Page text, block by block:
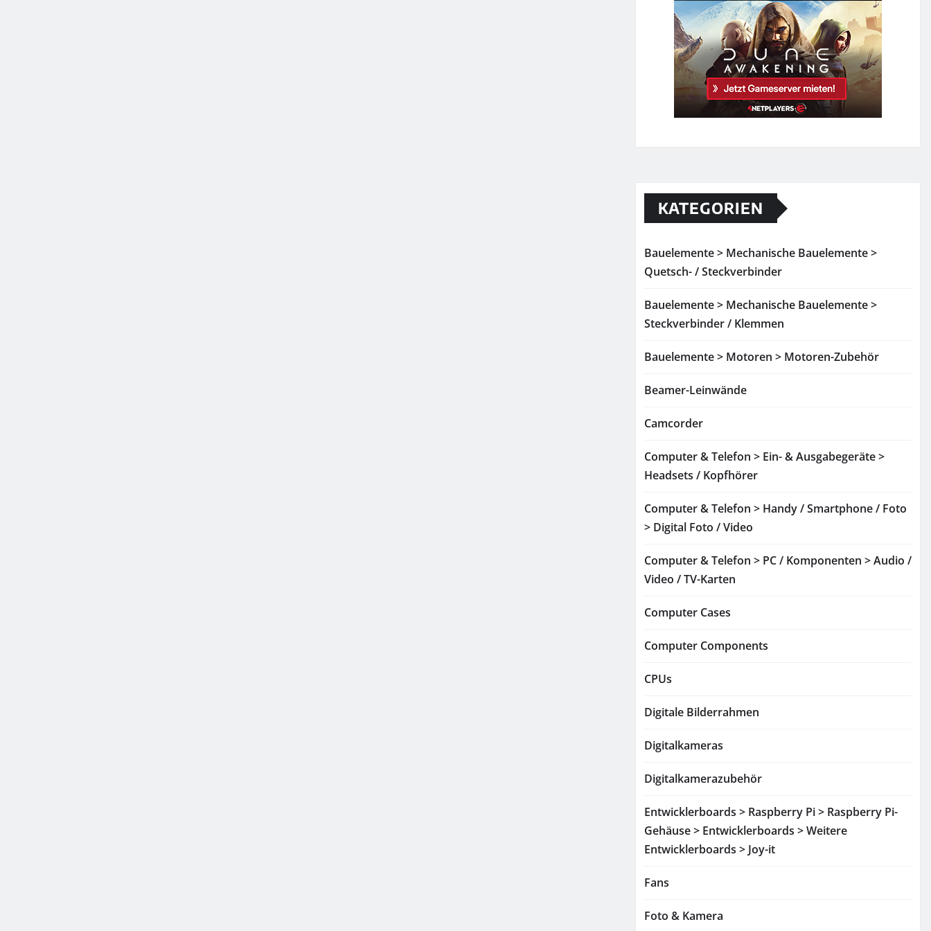
KATEGORIEN
Bauelemente > Mechanische Bauelemente >
Quetsch- / Steckverbinder
Bauelemente > Mechanische Bauelemente >
Steckverbinder / Klemmen
Bauelemente > Motoren > Motoren-Zubehör
Beamer-Leinwände
Camcorder
Computer & Telefon > Ein- & Ausgabegeräte >
Headsets / Kopfhörer
Computer & Telefon > Handy / Smartphone / Foto
> Digital Foto / Video
Computer & Telefon > PC / Komponenten > Audio /
Video / TV-Karten
Computer Cases
Computer Components
CPUs
Digitale Bilderrahmen
Digitalkameras
Digitalkamerazubehör
Entwicklerboards > Raspberry Pi > Raspberry Pi-
Gehäuse > Entwicklerboards > Weitere
Entwicklerboards > Joy-it
Fans
Foto & Kamera